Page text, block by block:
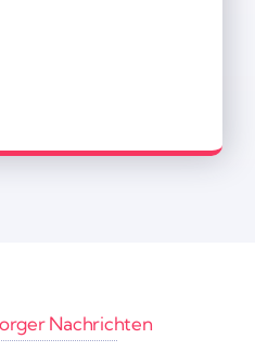
Nach­richten